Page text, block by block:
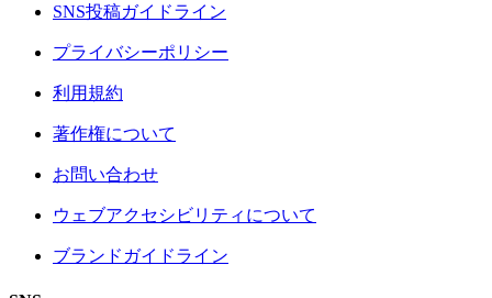
SNS投稿ガイドライン
プライバシーポリシー
利用規約
著作権について
お問い合わせ
ウェブアクセシビリティについて
ブランドガイドライン